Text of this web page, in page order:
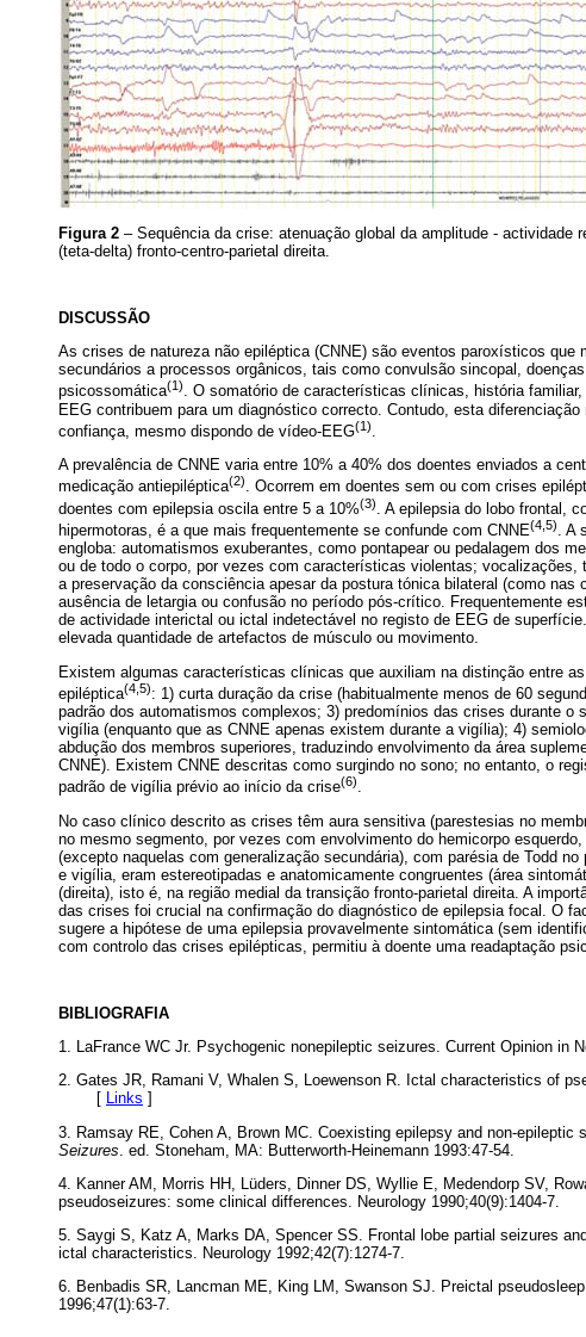
Figura 2 – Sequência da crise: atenuação global da amplitude - actividade
(teta-delta) fronto-centro-parietal direita.
DISCUSSÃO
As crises de natureza não epiléptica (CNNE) são eventos paroxísticos
secundários a processos orgânicos, tais como convulsão sincopal,
psicossomática(1). O somatório de características clínicas, história
EEG contribuem para um diagnóstico correcto. Contudo, esta
confiança, mesmo dispondo de vídeo-EEG(1).
A prevalência de CNNE varia entre 10% a 40% dos doentes enviados a
medicação antiepiléptica(2). Ocorrem em doentes sem ou com crises
doentes com epilepsia oscila entre 5 a 10%(3). A epilepsia do lobo frontal,
hipermotoras, é a que mais frequentemente se confunde com CNNE(4,5). A
engloba: automatismos exuberantes, como pontapear ou pedalagem dos
ou de todo o corpo, por vezes com características violentas;
a preservação da consciência apesar da postura tónica bilateral (como
ausência de letargia ou confusão no período pós-crítico. Frequentemente
de actividade interictal ou ictal indetectável no registo de EEG de
elevada quantidade de artefactos de músculo ou movimento.
Existem algumas características clínicas que auxiliam na distinção entre
epiléptica(4,5): 1) curta duração da crise (habitualmente menos de 60
padrão dos automatismos complexos; 3) predomínios das crises durante o
vigília (enquanto que as CNNE apenas existem durante a vigília); 4)
abdução dos membros superiores, traduzindo envolvimento da área
CNNE). Existem CNNE descritas como surgindo no sono; no entanto, o
padrão de vigília prévio ao início da crise(6).
No caso clínico descrito as crises têm aura sensitiva (parestesias no
no mesmo segmento, por vezes com envolvimento do hemicorpo
(excepto naquelas com generalização secundária), com parésia de Todd
e vigília, eram estereotipadas e anatomicamente congruentes (área
(direita), isto é, na região medial da transição fronto-parietal direita. A
das crises foi crucial na confirmação do diagnóstico de epilepsia focal. O
sugere a hipótese de uma epilepsia provavelmente sintomática (sem
com controlo das crises epilépticas, permitiu à doente uma readaptação
BIBLIOGRAFIA
1. LaFrance WC Jr. Psychogenic none­pileptic seizures. Current Opinion in
2. Gates JR, Ramani V, Whalen S, Loewenson R. Ictal characteristics of
[ Links ]
3. Ramsay RE, Cohen A, Brown MC. Coexisting epilepsy and non-epileptic
Seizures . ed. Stoneham, MA: Butterworth-Heinemann 1993:47-54.
4. Kanner AM, Morris HH, Lüders, Dinner DS, Wyllie E, Medendorp SV,
pseudoseizures: some clinical differences. Neurology 1990;40(9):1404-7.
5. Saygi S, Katz A, Marks DA, Spencer SS. Frontal lobe partial seizures
ictal characteristics. Neurology 1992;42(7):1274-7.
6. Benbadis SR, Lancman ME, King LM, Swanson SJ. Preictal
1996;47(1):63-7.